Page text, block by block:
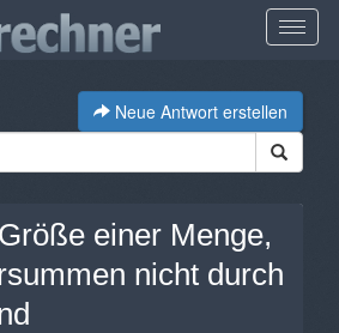
Neue Antwort erstellen
einer Menge,
nicht durch